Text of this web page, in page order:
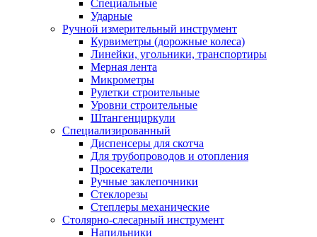
Специальные
Ударные
Ручной измерительный инструмент
Курвиметры (дорожные колеса)
Линейки, угольники, транспортиры
Мерная лента
Микрометры
Рулетки строительные
Уровни строительные
Штангенциркули
Специализированный
Диспенсеры для скотча
Для трубопроводов и отопления
Просекатели
Ручные заклепочники
Стеклорезы
Степлеры механические
Столярно-слесарный инструмент
Напильники